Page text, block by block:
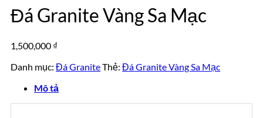
Đá Granite Vàng Sa Mạc
1,500,000 ₫
Danh mục: Đá GraniteThẻ: Đá Granite Vàng Sa Mạc
Mô tả